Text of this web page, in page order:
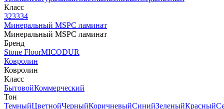
Класс
323334
Минеральный MSPC ламинат
Минеральный MSPC ламинат
Бренд
Stone FloorMICODUR
Ковролин
Ковролин
Класс
БытовойКоммерческий
Тон
ТемныйЦветнойЧерныйКоричневыйСинийЗеленыйКрасный